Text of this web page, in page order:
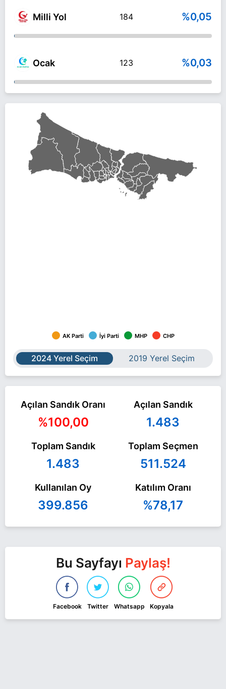
Milli Yol 184 %0,05
Ocak 123 %0,03
AK Parti İyi Parti MHP CHP
2024 Yerel Seçim 2019 Yerel Seçim
Açılan Sandık Oranı
%100,00
Açılan Sandık
1.483
Toplam Sandık
1.483
Toplam Seçmen
511.524
Kullanılan Oy
399.856
Katılım Oranı
%78,17
Bu Sayfayı Paylaş!
Facebook Twitter Whatsapp Kopyala